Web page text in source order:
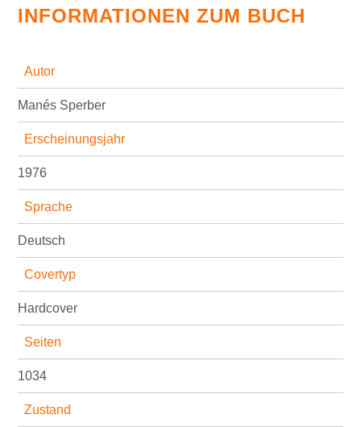
INFORMATIONEN ZUM BUCH
Autor
Manés Sperber
Erscheinungsjahr
1976
Sprache
Deutsch
Covertyp
Hardcover
Seiten
1034
Zustand